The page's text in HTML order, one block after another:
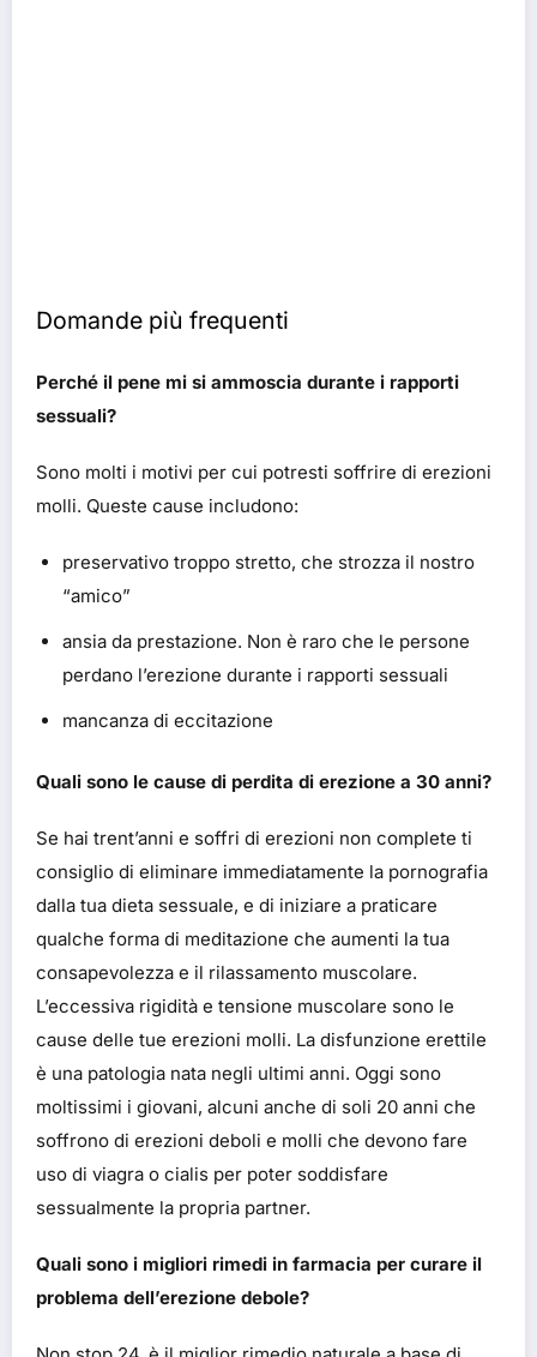
Domande più frequenti
Perché il pene mi si ammoscia durante i rapporti
sessuali?
Sono molti i motivi per cui potresti soffrire di erezioni
molli. Queste cause includono:
preservativo troppo stretto, che strozza il nostro
“amico”
ansia da prestazione. Non è raro che le persone
perdano l’erezione durante i rapporti sessuali
mancanza di eccitazione
Quali sono le cause di perdita di erezione a 30 anni?
Se hai trent’anni e soffri di erezioni non complete ti
consiglio di eliminare immediatamente la pornografia
dalla tua dieta sessuale, e di iniziare a praticare
qualche forma di meditazione che aumenti la tua
consapevolezza e il rilassamento muscolare.
L’eccessiva rigidità e tensione muscolare sono le
cause delle tue erezioni molli. La disfunzione erettile
è una patologia nata negli ultimi anni. Oggi sono
moltissimi i giovani, alcuni anche di soli 20 anni che
soffrono di erezioni deboli e molli che devono fare
uso di viagra o cialis per poter soddisfare
sessualmente la propria partner.
Quali sono i migliori rimedi in farmacia per curare il
problema dell’erezione debole?